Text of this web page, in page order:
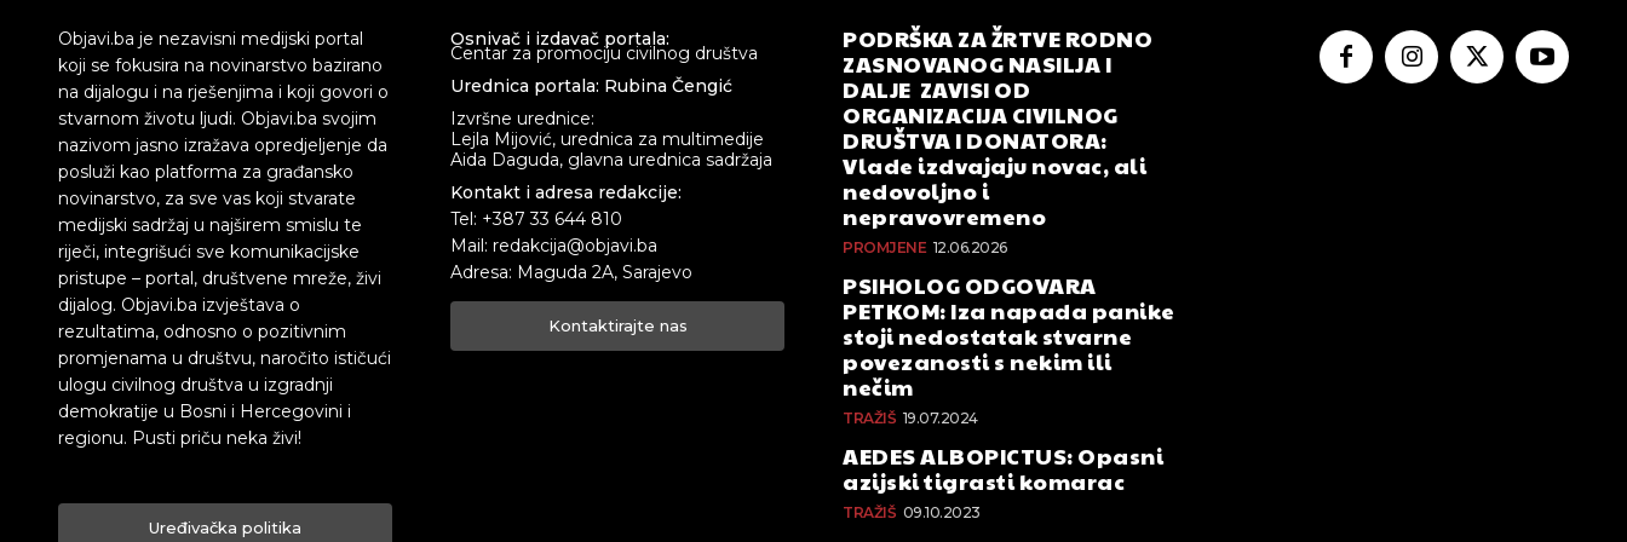
Objavi.ba je nezavisni medijski portal
koji se fokusira na novinarstvo bazirano
na dijalogu i na rješenjima i koji govori o
stvarnom životu ljudi. Objavi.ba svojim
nazivom jasno izražava opredjeljenje da
posluži kao platforma za građansko
novinarstvo, za sve vas koji stvarate
medijski sadržaj u najširem smislu te
riječi, integrišući sve komunikacijske
pristupe – portal, društvene mreže, živi
dijalog. Objavi.ba izvještava o
rezultatima, odnosno o pozitivnim
promjenama u društvu, naročito ističući
ulogu civilnog društva u izgradnji
demokratije u Bosni i Hercegovini i
regionu. Pusti priču neka živi!
Uređivačka politika
Osnivač i izdavač portala:
Centar za promociju civilnog društva
Urednica portala: Rubina Čengić
Izvršne urednice:
Lejla Mijović, urednica za multimedije
Aida Daguda, glavna urednica sadržaja
Kontakt i adresa redakcije:
Tel: +387 33 644 810
Mail: redakcija@objavi.ba
Adresa: Maguda 2A, Sarajevo
Kontaktirajte nas
PODRŠKA ZA ŽRTVE RODNO
ZASNOVANOG NASILJA I
DALJE ZAVISI OD
ORGANIZACIJA CIVILNOG
DRUŠTVA I DONATORA:
Vlade izdvajaju novac, ali
nedovoljno i
nepravovremeno
PROMJENE 12.06.2026
PSIHOLOG ODGOVARA
PETKOM: Iza napada panike
stoji nedostatak stvarne
povezanosti s nekim ili
nečim
TRAŽIŠ 19.07.2024
AEDES ALBOPICTUS: Opasni
azijski tigrasti komarac
TRAŽIŠ 09.10.2023